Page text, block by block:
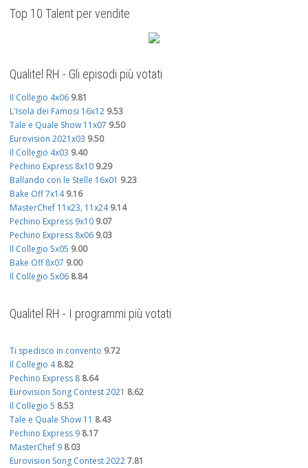
Top 10 Talent per vendite
Qualitel RH - Gli episodi più votati
Il Collegio 4x06 9.81
L'Isola dei Famosi 16x12 9.53
Tale e Quale Show 11x07 9.50
Eurovision 2021x03 9.50
Il Collegio 4x03 9.40
Pechino Express 8x10 9.29
Ballando con le Stelle 16x01 9.23
Bake Off 7x14 9.16
MasterChef 11x23, 11x24 9.14
Pechino Express 9x10 9.07
Pechino Express 8x06 9.03
Il Collegio 5x05 9.00
Bake Off 8x07 9.00
Il Collegio 5x06 8.84
Qualitel RH - I programmi più votati
Ti spedisco in convento 9.72
Il Collegio 4 8.82
Pechino Express 8 8.64
Eurovision Song Contest 2021 8.62
Il Collegio 5 8.53
Tale e Quale Show 11 8.43
Pechino Express 9 8.17
MasterChef 9 8.03
Eurovision Song Contest 20227.81